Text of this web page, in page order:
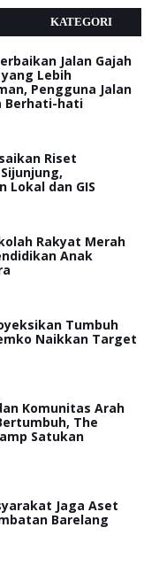
KATEGORI
Jalan Gajah
Lebih
Pengguna Jalan
Berhati-hati
Riset
Lokal dan GIS
Rakyat Merah
Anak
Tumbuh
Naikkan Target
Komunitas Arah
The
Satukan
Jaga Aset
Barelang